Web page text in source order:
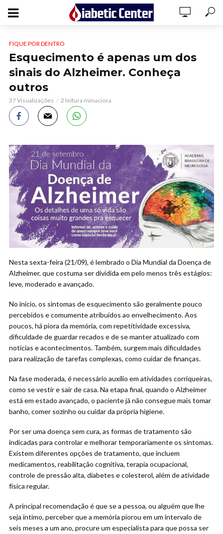
FIQUE POR DENTRO
Esquecimento é apenas um dos
sinais do Alzheimer. Conheça
outros
37 Visualizações 2 leitura minuciosa
Nesta sexta-feira (21/09), é lembrado o Dia Mundial da Doença de
Alzheimer, que costuma ser dividida em pelo menos três estágios:
leve, moderado e avançado.
No início, os sintomas de esquecimento são geralmente pouco
percebidos e comumente atribuídos ao envelhecimento. Aos
poucos, há piora da memória, com repetitividade excessiva,
dificuldade de guardar recados e de se manter atualizado com
notícias e acontecimentos. Também, surgem mais dificuldades
para realização de tarefas complexas, como cuidar de finanças.
Na fase moderada, é necessário auxílio em atividades corriqueiras,
como se vestir e sair de casa. Na etapa final, quando o Alzheimer
está em estado avançado, o paciente já não consegue mais tomar
banho, comer sozinho ou cuidar da própria higiene.
Por ser uma doença sem cura, as formas de tratamento são
indicadas para controlar e melhorar temporariamente os sintomas.
Existem diferentes opções de tratamento, que incluem
medicamentos, reabilitação cognitiva, terapia ocupacional,
controle de pressão alta, diabetes e colesterol, além de atividade
física regular.
A principal recomendação é que se a pessoa, ou alguém que lhe
seja íntimo, perceber que a memória piorou em um intervalo de
seis meses a um ano, procure um especialista para que possa ser